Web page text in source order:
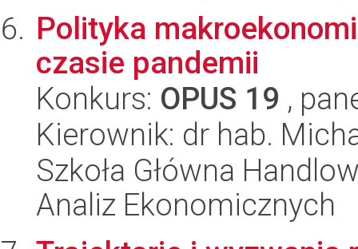
Polityka
czasie pandemii
Konkurs: OPUS 19 ,
Kierownik: dr hab.
Szkoła Główna
Analiz Ekonomicznych